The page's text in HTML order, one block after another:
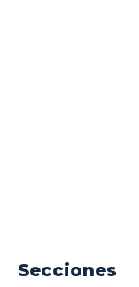
Secciones